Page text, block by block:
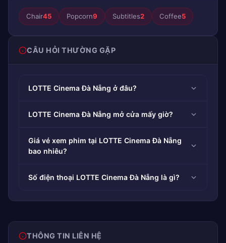
Chair45 Popcorn9 Subtitles2 Coffee5
CÂU HỎI THƯỜNG GẶP
LOTTE Cinema Đà Nẵng ở đâu?
LOTTE Cinema Đà Nẵng mở cửa mấy giờ?
Giá vé xem phim tại LOTTE Cinema Đà Nẵng
bao nhiêu?
Số điện thoại LOTTE Cinema Đà Nẵng là gì?
THÔNG TIN LIÊN HỆ